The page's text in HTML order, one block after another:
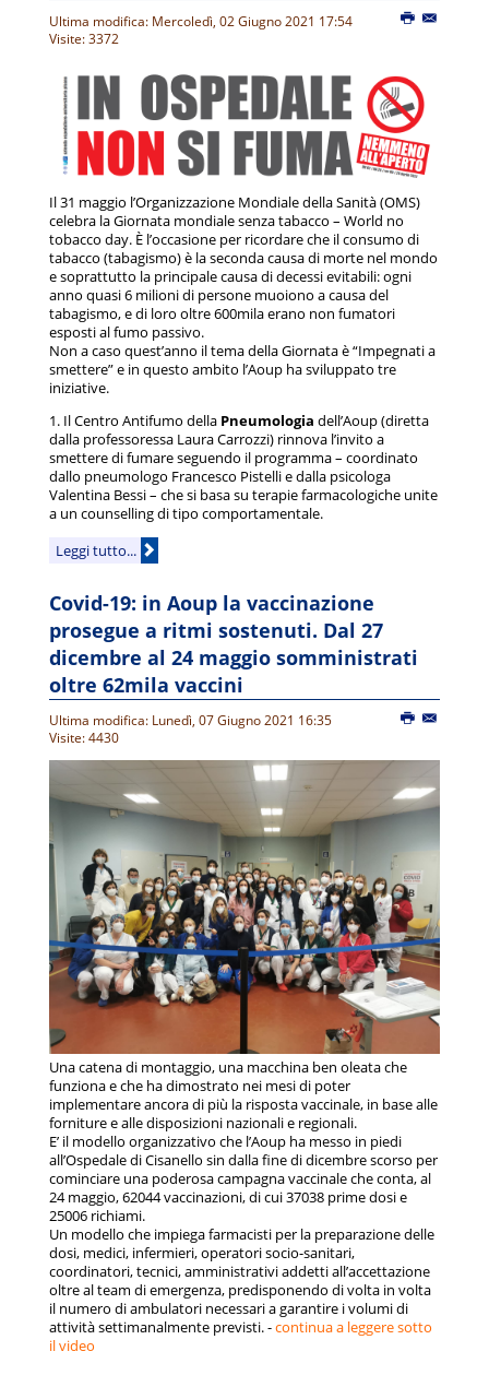
Ultima modifica: Mercoledì, 02 Giugno 2021 17:54
Visite: 3372
Il 31 maggio l’Organizzazione Mondiale della Sanità (OMS)
celebra la Giornata mondiale senza tabacco – World no
tobacco day. È l’occasione per ricordare che il consumo di
tabacco (tabagismo) è la seconda causa di morte nel mondo
e soprattutto la principale causa di decessi evitabili: ogni
anno quasi 6 milioni di persone muoiono a causa del
tabagismo, e di loro oltre 600mila erano non fumatori
esposti al fumo passivo.
Non a caso quest’anno il tema della Giornata è “Impegnati a
smettere” e in questo ambito l’Aoup ha sviluppato tre
iniziative.
1. Il Centro Antifumo della Pneumologia dell’Aoup (diretta
dalla professoressa Laura Carrozzi) rinnova l’invito a
smettere di fumare seguendo il programma – coordinato
dallo pneumologo Francesco Pistelli e dalla psicologa
Valentina Bessi – che si basa su terapie farmacologiche unite
a un counselling di tipo comportamentale.
Leggi tutto...
Covid-19: in Aoup la vaccinazione
prosegue a ritmi sostenuti. Dal 27
dicembre al 24 maggio somministrati
oltre 62mila vaccini
Ultima modifica: Lunedì, 07 Giugno 2021 16:35
Visite: 4430
Una catena di montaggio, una macchina ben oleata che
funziona e che ha dimostrato nei mesi di poter
implementare ancora di più la risposta vaccinale, in base alle
forniture e alle disposizioni nazionali e regionali.
E’ il modello organizzativo che l’Aoup ha messo in piedi
all’Ospedale di Cisanello sin dalla fine di dicembre scorso per
cominciare una poderosa campagna vaccinale che conta, al
24 maggio, 62044 vaccinazioni, di cui 37038 prime dosi e
25006 richiami.
Un modello che impiega farmacisti per la preparazione delle
dosi, medici, infermieri, operatori socio-sanitari,
coordinatori, tecnici, amministrativi addetti all’accettazione
oltre al team di emergenza, predisponendo di volta in volta
il numero di ambulatori necessari a garantire i volumi di
attività settimanalmente previsti. -continua a leggere sotto
il video